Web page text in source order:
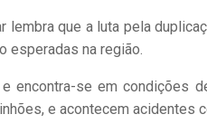
que a luta pela
esperadas na região.
encontra-se em condições
e acontecem acidentes